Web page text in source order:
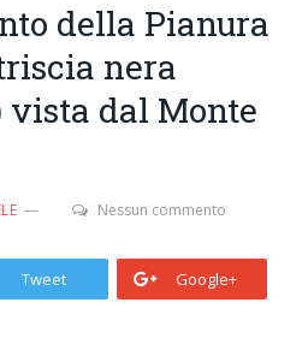
della Pianura
nera
vista dal Monte
Nessun commento
Tweet Google+